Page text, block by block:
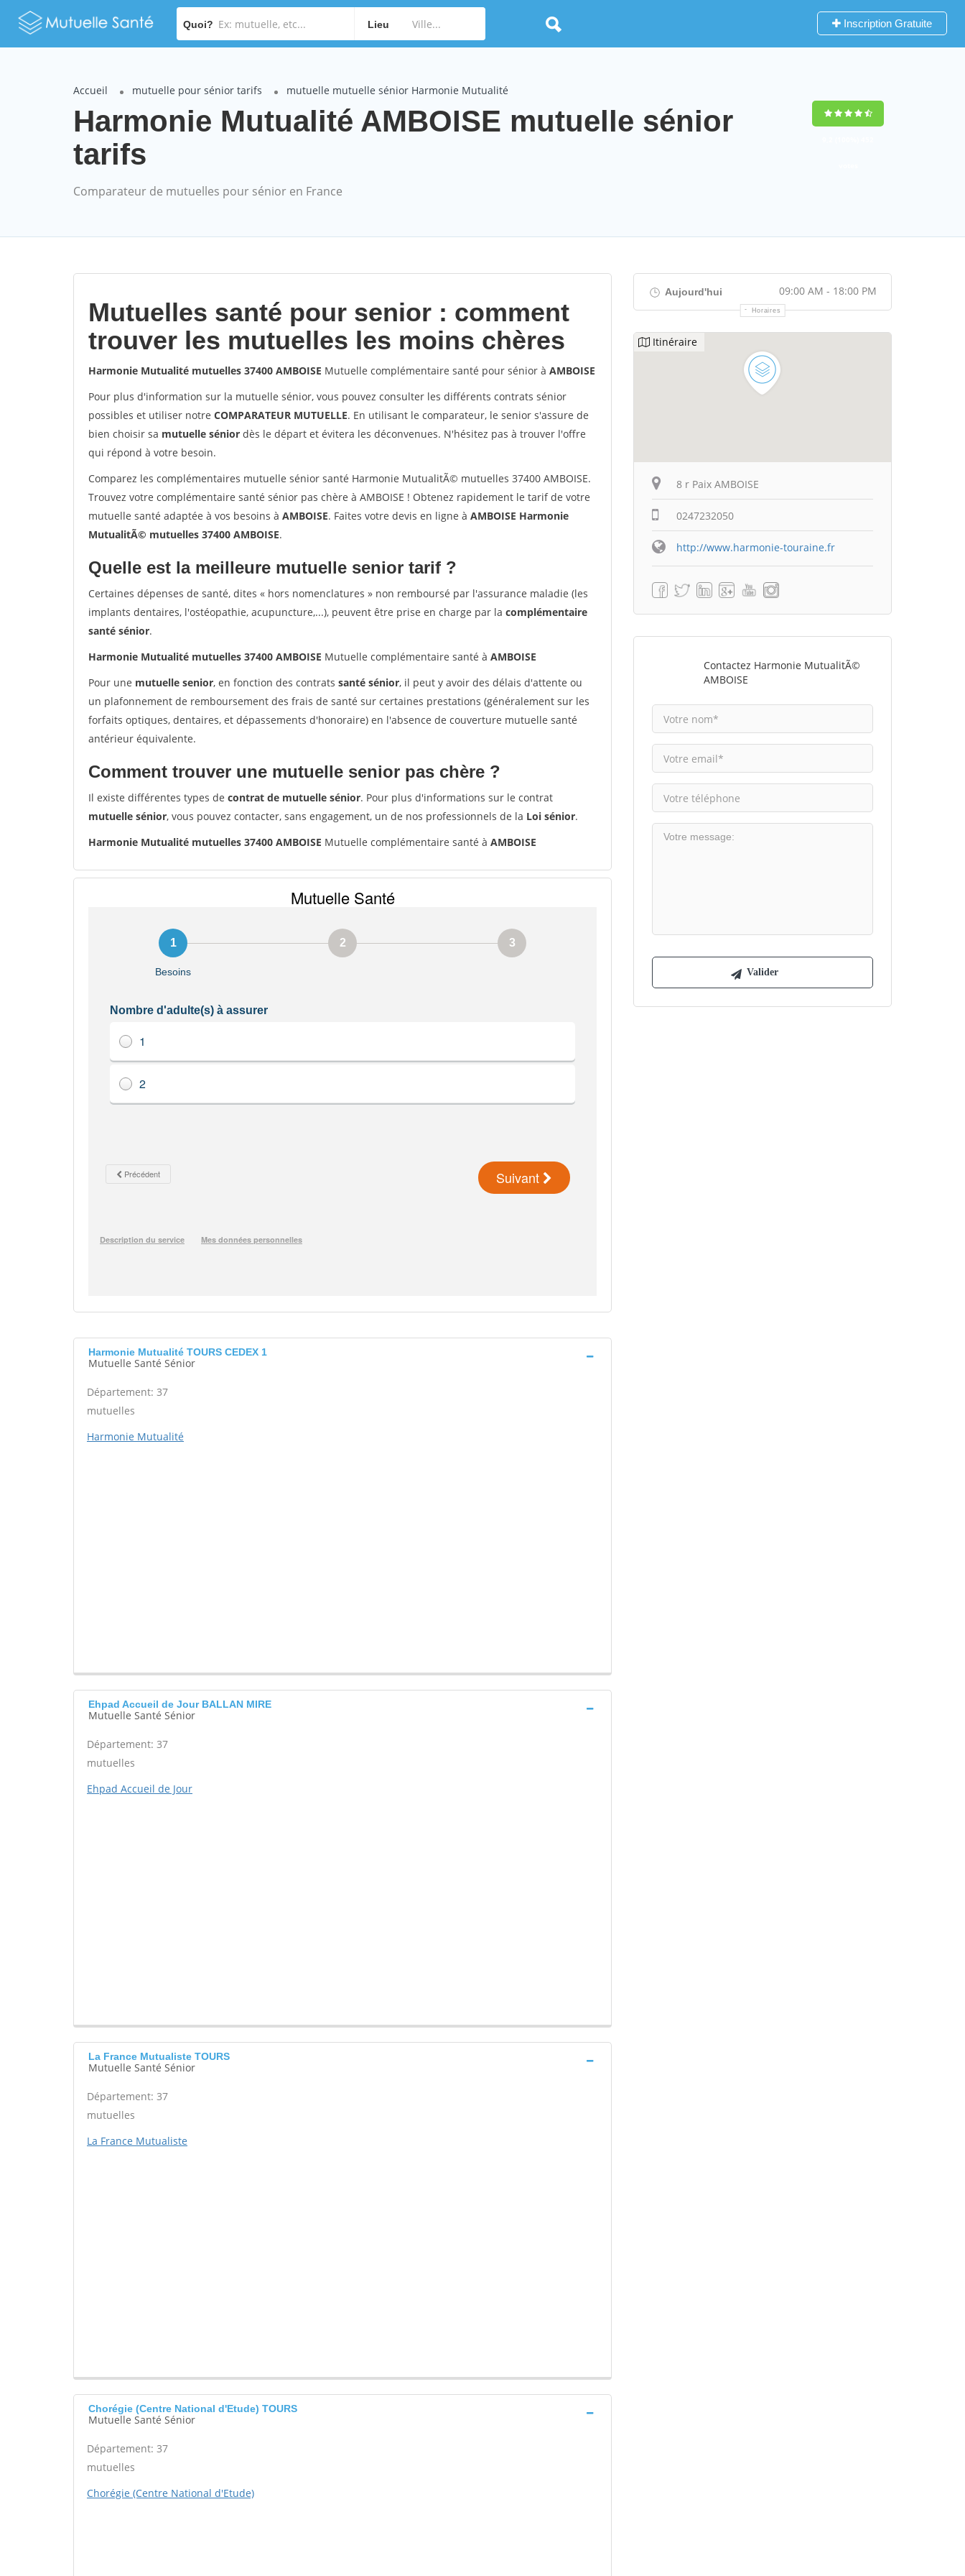
Quoi? Lieu Inscription Gratuite
Accueil mutuelle pour sénior tarifs mutuelle mutuelle sénior Harmonie Mutualité
Harmonie Mutualité AMBOISE mutuelle sénior
tarifs
Comparateur de mutuelles pour sénior en France
Mutuelles santé pour senior : comment
trouver les mutuelles les moins chères
Harmonie Mutualité mutuelles 37400 AMBOISE Mutuelle complémentaire santé pour sénior à AMBOISE
Pour plus d'information sur la mutuelle sénior, vous pouvez consulter les différents contrats sénior
possibles et utiliser notre COMPARATEUR MUTUELLE. En utilisant le comparateur, le senior s'assure de
bien choisir sa mutuelle sénior dès le départ et évitera les déconvenues. N'hésitez pas à trouver l'offre
qui répond à votre besoin.
Comparez les complémentaires mutuelle sénior santé Harmonie MutualitÃ© mutuelles 37400 AMBOISE.
Trouvez votre complémentaire santé sénior pas chère à AMBOISE ! Obtenez rapidement le tarif de votre
mutuelle santé adaptée à vos besoins à AMBOISE. Faites votre devis en ligne à AMBOISE Harmonie
MutualitÃ© mutuelles 37400 AMBOISE.
Quelle est la meilleure mutuelle senior tarif ?
Certaines dépenses de santé, dites « hors nomenclatures » non remboursé par l'assurance maladie (les
implants dentaires, l'ostéopathie, acupuncture,...), peuvent être prise en charge par la complémentaire
santé sénior.
Harmonie Mutualité mutuelles 37400 AMBOISE Mutuelle complémentaire santé à AMBOISE
Pour une mutuelle senior, en fonction des contrats santé sénior, il peut y avoir des délais d'attente ou
un plafonnement de remboursement des frais de santé sur certaines prestations (généralement sur les
forfaits optiques, dentaires, et dépassements d'honoraire) en l'absence de couverture mutuelle santé
antérieur équivalente.
Comment trouver une mutuelle senior pas chère ?
Il existe différentes types de contrat de mutuelle sénior. Pour plus d'informations sur le contrat
mutuelle sénior, vous pouvez contacter, sans engagement, un de nos professionnels de la Loi sénior.
Harmonie Mutualité mutuelles 37400 AMBOISE Mutuelle complémentaire santé à AMBOISE
Harmonie Mutualité TOURS CEDEX 1
Mutuelle Santé Sénior
Département: 37
mutuelles
Harmonie Mutualité
Ehpad Accueil de Jour BALLAN MIRE
Mutuelle Santé Sénior
Département: 37
mutuelles
Ehpad Accueil de Jour
La France Mutualiste TOURS
Mutuelle Santé Sénior
Département: 37
mutuelles
La France Mutualiste
Chorégie (Centre National d'Etude) TOURS
Mutuelle Santé Sénior
Département: 37
mutuelles
Chorégie (Centre National d'Etude)
Aujourd'hui 09:00 AM - 18:00 PM
Horaires
Itinéraire
8 r Paix AMBOISE
0247232050
http://www.harmonie-touraine.fr
Contactez Harmonie MutualitÃ©
AMBOISE